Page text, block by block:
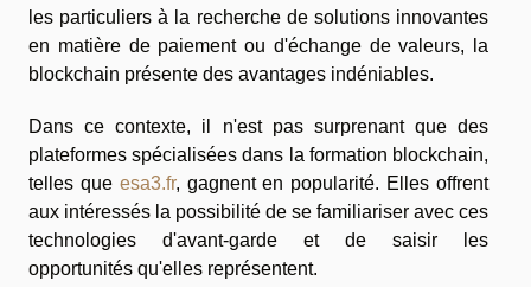
les particuliers à la recherche de solutions innovantes
en matière de paiement ou d'échange de valeurs, la
blockchain présente des avantages indéniables.
Dans ce contexte, il n'est pas surprenant que des
plateformes spécialisées dans la formation blockchain,
telles que esa3.fr, gagnent en popularité. Elles offrent
aux intéressés la possibilité de se familiariser avec ces
technologies d'avant-garde et de saisir les
opportunités qu'elles représentent.